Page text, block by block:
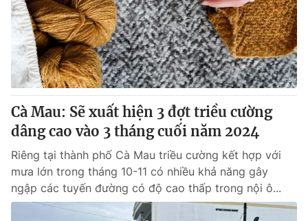
Cà Mau: Sẽ xuất hiện 3 đợt triều cường
dâng cao vào 3 tháng cuối năm 2024
Riêng tại thành phố Cà Mau triều cường kết hợp với
mưa lớn trong tháng 10-11 có nhiều khả năng gây
ngập các tuyến đường có độ cao thấp trong nội ô...